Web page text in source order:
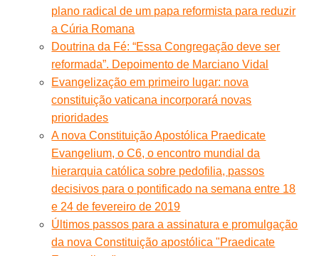
plano radical de um papa reformista para reduzir
a Cúria Romana
Doutrina da Fé: “Essa Congregação deve ser
reformada”. Depoimento de Marciano Vidal
Evangelização em primeiro lugar: nova
constituição vaticana incorporará novas
prioridades
A nova Constituição Apostólica Praedicate
Evangelium, o C6, o encontro mundial da
hierarquia católica sobre pedofilia, passos
decisivos para o pontificado na semana entre 18
e 24 de fevereiro de 2019
Últimos passos para a assinatura e promulgação
da nova Constituição apostólica "Praedicate